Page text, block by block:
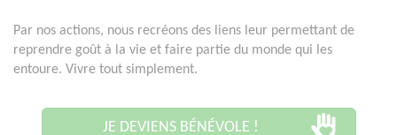
Par nos actions, nous recréons des liens leur permettant de
reprendre goût à la vie et faire partie du monde qui les
entoure. Vivre tout simplement.
JE DEVIENS BÉNÉVOLE !